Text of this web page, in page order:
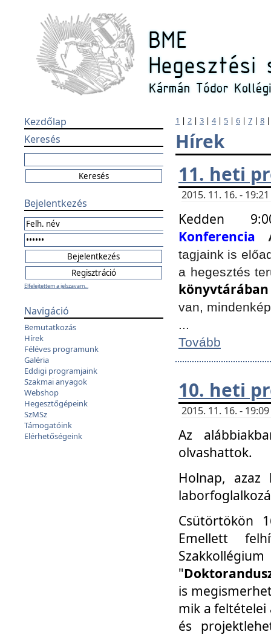
Kezdőlap
Keresés
Bejelentkezés
Elfelejtettem a jelszavam...
Navigáció
Bemutatkozás
Hírek
Féléves programunk
Galéria
Eddigi programjaink
Szakmai anyagok
Webshop
Hegesztőgépeink
SzMSz
Támogatóink
Elérhetőségeink
1 | 2 | 3 | 4| 5 | 6 | 7 | 8
Hírek
11. heti
2015. 11. 16. -
Kedden
Konferencia
tagjaink is
a hegesztés
könyvtárában
van,
...
Tovább
10. heti
2015. 11. 16. -
Az
olvashattok.
Holnap, azaz
Csütörtökön
Emellett
"
is
mik a feltételei
és